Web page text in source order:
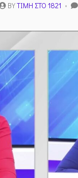
BYΤΙΜΉ ΣΤΟ 1821